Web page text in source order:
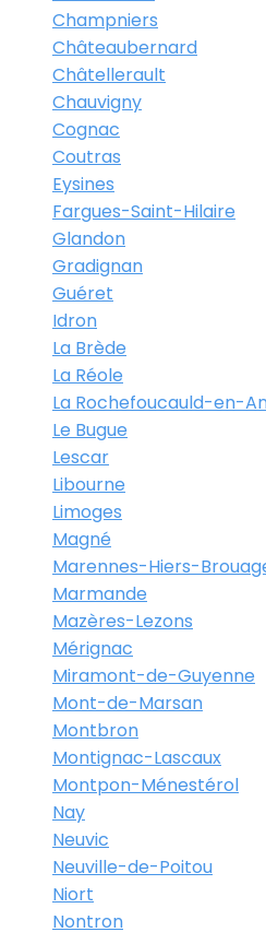
Champniers
Châteaubernard
Châtellerault
Chauvigny
Cognac
Coutras
Eysines
Fargues-Saint-Hilaire
Glandon
Gradignan
Guéret
Idron
La Brède
La Réole
La Rochefoucauld-en-
Le Bugue
Lescar
Libourne
Limoges
Magné
Marennes-Hiers-
Marmande
Mazères-Lezons
Mérignac
Miramont-de-Guyenne
Mont-de-Marsan
Montbron
Montignac-Lascaux
Montpon-Ménestérol
Nay
Neuvic
Neuville-de-Poitou
Niort
Nontron